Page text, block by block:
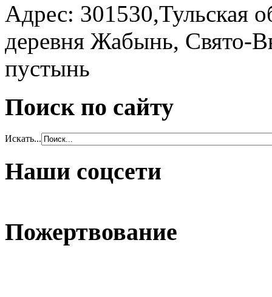
Адрес: 301530,Тульская
деревня Жабынь, Свято-
пустынь
Поиск по сайту
Искать...
Наши соцсети
Пожертвование